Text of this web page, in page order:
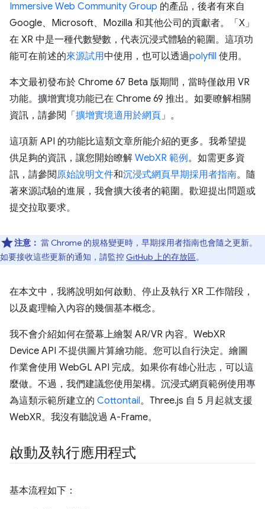
Immersive Web Community Group 的產品，後者有來自
Google、Microsoft、Mozilla 和其他公司的貢獻者。「X」
在 XR 中是一種代數變數，代表沉浸式體驗的範圍。這項功
能可在前述的來源試用中使用，也可以透過polyfill 使用。
本文最初發布於 Chrome 67 Beta 版期間，當時僅啟用 VR
功能。擴增實境功能已在 Chrome 69 推出。如要瞭解相關
資訊，請參閱「 擴增實境適用於網頁」。
這項新 API 的功能比這類文章所能介紹的更多。我希望提
供足夠的資訊，讓您開始瞭解 WebXR 範例。如需更多資
訊，請參閱原始說明文件和沉浸式網頁早期採用者指南。隨
著來源試驗的進展，我會擴大後者的範圍。歡迎提出問題或
提交拉取要求。
注意： 當 Chrome 的規格變更時，早期採用者指南也會隨之更新。
如要接收這些更新的通知，請監控 GitHub 上的存放區。
在本文中，我將說明如何啟動、停止及執行 XR 工作階段，
以及處理輸入內容的幾個基本概念。
我不會介紹如何在螢幕上繪製 AR/VR 內容。WebXR
Device API 不提供圖片算繪功能。您可以自行決定。繪圖
作業會使用 WebGL API 完成。如果你有雄心壯志，可以這
麼做。不過，我們建議您使用架構。沉浸式網頁範例使用專
為這類示範所建立的 Cottontail。Three.js 自 5 月起就支援
WebXR。我沒有聽說過 A-Frame。
啟動及執行應用程式
基本流程如下：